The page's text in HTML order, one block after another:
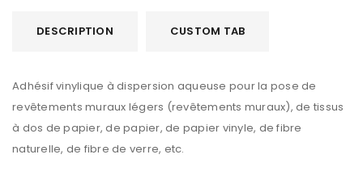
DESCRIPTION CUSTOM TAB
Adhésif vinylique à dispersion aqueuse pour la pose de
revêtements muraux légers (revêtements muraux), de tissus
à dos de papier, de papier, de papier vinyle, de fibre
naturelle, de fibre de verre, etc.